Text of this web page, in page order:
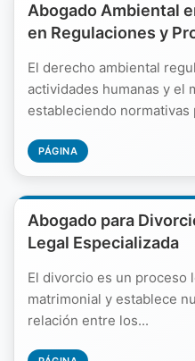
Abogado Ambiental
en Regulaciones y
El derecho ambiental
actividades humanas y el
estableciendo normativas
PÁGINA
Abogado para
Legal Especializada
El divorcio es un proceso
matrimonial y establece
relación entre los...